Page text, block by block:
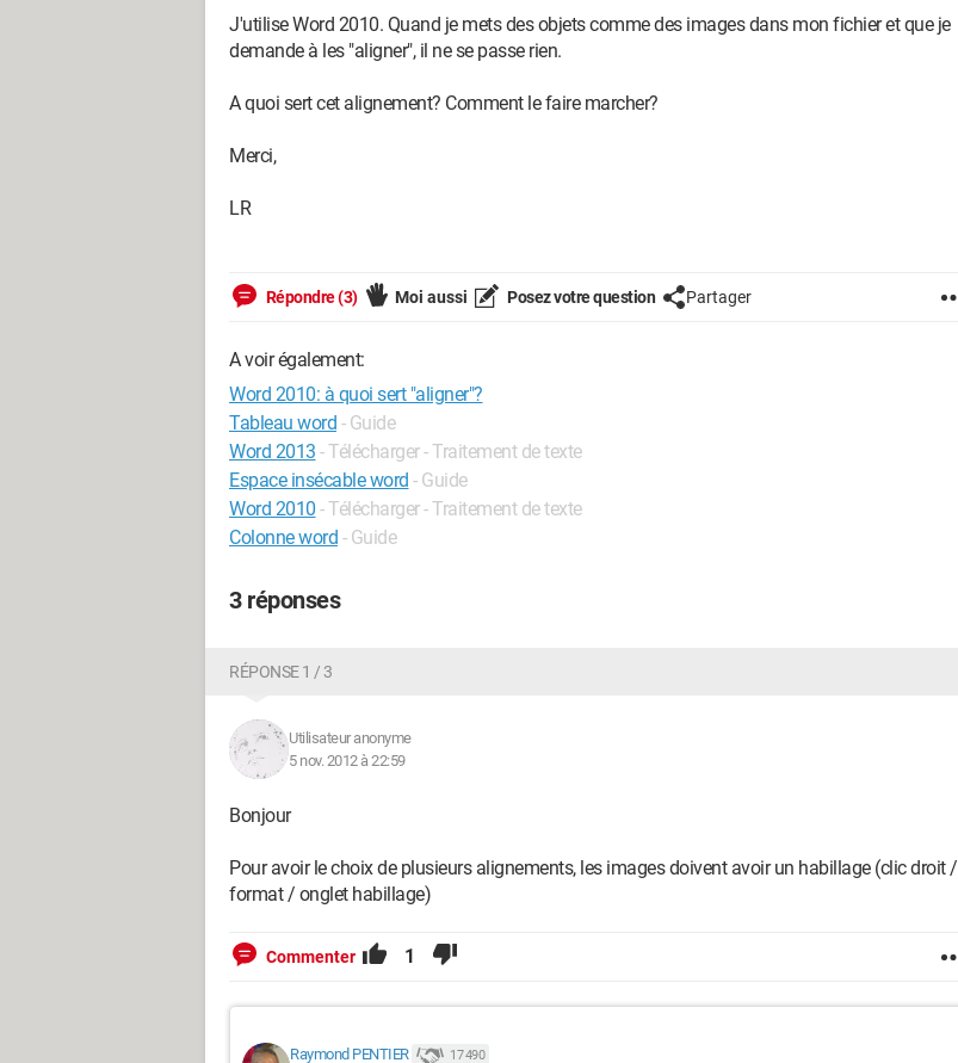
J'utilise Word 2010. Quand je mets des objets comme des images dans mon fichier et que je
demande à les "aligner", il ne se passe rien.
A quoi sert cet alignement? Comment le faire marcher?
Merci,
LR
Répondre (3) Moi aussi Posez votre question Partager
A voir également:
Word 2010: à quoi sert "aligner"?
Tableau word - Guide
Word 2013 - Télécharger - Traitement de texte
Espace insécable word - Guide
Word 2010 - Télécharger - Traitement de texte
Colonne word - Guide
3 réponses
RÉPONSE 1 / 3
Utilisateur anonyme
5 nov. 2012 à 22:59
Bonjour
Pour avoir le choix de plusieurs alignements, les images doivent avoir un habillage (clic droit /
format / onglet habillage)
Commenter 1
Raymond PENTIER 17 490